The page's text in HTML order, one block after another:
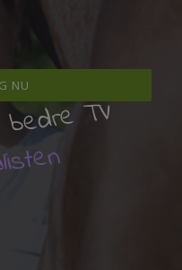
NU
TV